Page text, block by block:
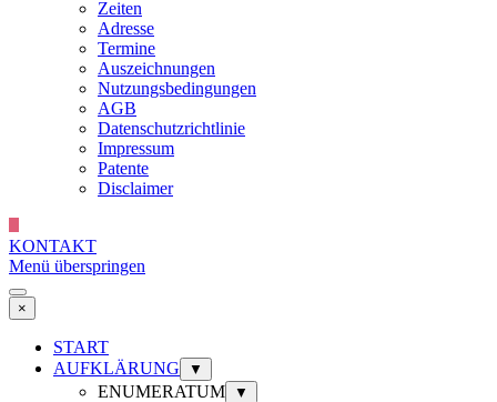
Zeiten
Adresse
Termine
Auszeichnungen
Nutzungsbedingungen
AGB
Datenschutzrichtlinie
Impressum
Patente
Disclaimer
KONTAKT
Menü überspringen
×
START
AUFKLÄRUNG
▼
ENUMERATUM ▼